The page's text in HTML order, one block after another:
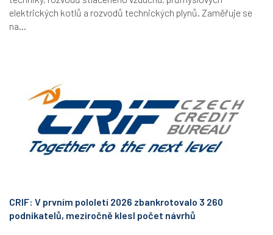
elektrických kotlů a rozvodů technických plynů. Zaměřuje se
na...
CRIF: V prvním pololetí 2026 zbankrotovalo 3 260
podnikatelů, meziročně klesl počet návrhů